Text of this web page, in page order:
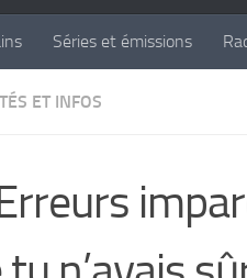
Séries et émissions
ET INFOS